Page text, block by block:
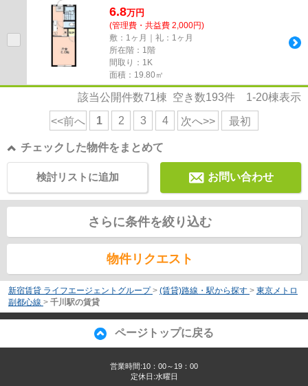
6.8万円
(管理費・共益費 2,000円)
敷：1ヶ月｜礼：1ヶ月
所在階：1階
間取り：1K
面積：19.80㎡
該当公開件数71棟 空き数193件 1-20棟表示
<<前へ 1 2 3 4 次へ>> 最初
チェックした物件をまとめて
お問い合わせ
検討リストに追加
さらに条件を絞り込む
物件リクエスト
新宿賃貸 ライフエージェントグループ > (賃貸)路線・駅から探す > 東京メトロ
副都心線 > 千川駅の賃貸
ページトップに戻る
営業時間:10：00～19：00
定休日:水曜日